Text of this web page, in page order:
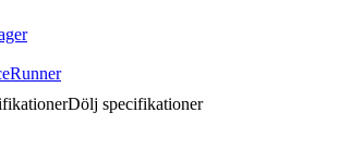
Dölj specifikationer